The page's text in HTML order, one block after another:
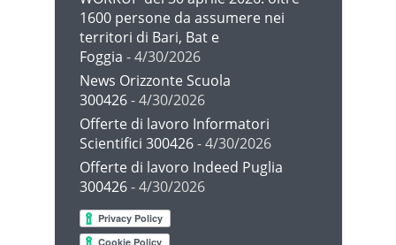
1600 persone da assumere nei
territori di Bari, Bat e
Foggia - 4/30/2026
News Orizzonte Scuola
300426- 4/30/2026
Offerte di lavoro Informatori
Scientifici 300426- 4/30/2026
Offerte di lavoro Indeed Puglia
300426- 4/30/2026